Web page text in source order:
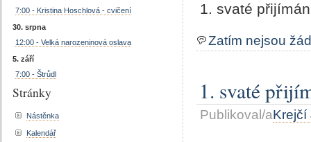
1. svaté
Zatím nejsou
1. svaté
Publikoval/aKrejčí
7:00 - Kristina Hoschlová - cvičení
30. srpna
12:00 - Velká narozeninová oslava
5. září
7:00 - Štrůdl
Stránky
Nástěnka
Kalendář